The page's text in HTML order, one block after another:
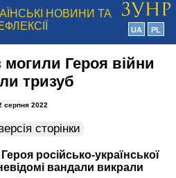
НОВИНИ ТА
UA PL
Героя війни
тризуб
серпня 2022
сторінки
російсько-української
вандали викрали